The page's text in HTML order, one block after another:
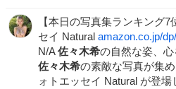
【本日の写真集ランキング7
セイ Natural amazon.co.jp/
N/A佐々木希の自然な姿、
佐々木希の素敵な写真が集
ォトエッセイ Natural が登